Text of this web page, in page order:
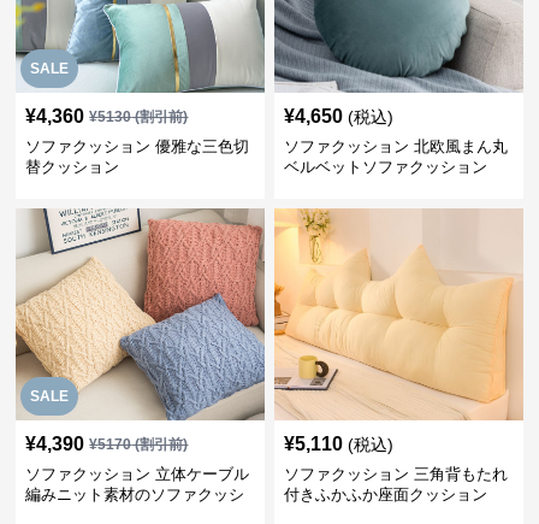
SALE
¥4,360 ¥5130(割引前)
ソファクッション 優雅な三色切
替クッション
¥4,650 (税込)
ソファクッション 北欧風まん丸
ベルベットソファクッション
SALE
¥4,390 ¥5170(割引前)
ソファクッション 立体ケーブル
編みニット素材のソファクッシ
¥5,110 (税込)
ソファクッション 三角背もたれ
付きふかふか座面クッション